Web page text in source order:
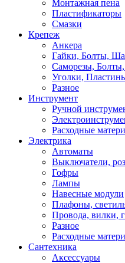
Монтажная пена
Пластификаторы
Смазки
Крепеж
Анкера
Гайки, Болты,
Саморезы,
Уголки,
Разное
Инструмент
Ручной
Расходные
Электрика
Автоматы
Выключатели,
Гофры
Лампы
Навесные модули
Плафоны,
Провода, вилки,
Разное
Расходные
Сантехника
Аксессуары